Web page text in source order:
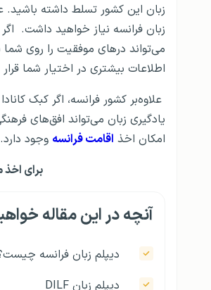
زبان این کشور تسلط داشته باشید.
زبان فرانسه نیاز خواهید داشت.
اطلاعات بیشتری در اختیار شما
علاوه‌بر کشور فرانسه، اگر کبک
یادگیری زبان می‌تواند افق‌های
امکان اخذ اقامت فرانسه وجود دارد.
برای
آنچه در این مقاله
دیپلم زبان فرانسه
دیپلم زبان DILF